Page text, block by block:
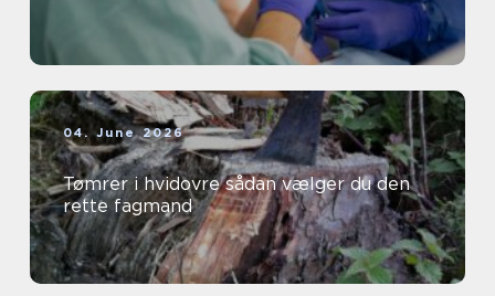
04. June 2026
Tømrer i hvidovre sådan vælger du den
rette fagmand